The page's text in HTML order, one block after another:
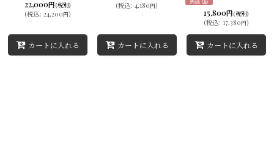
22,000円 (税別)
(税込: 24,200円)
カートに入れる
(税込: 4,180円)
カートに入れる
15,800円 (税別)
(税込: 17,380円)
カートに入れる